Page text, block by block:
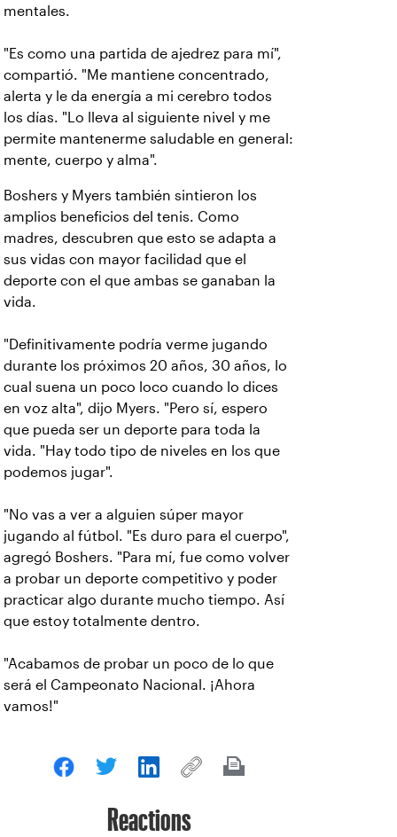
mentales.
"Es como una partida de ajedrez para mí",
compartió. "Me mantiene concentrado,
alerta y le da energía a mi cerebro todos
los días. "Lo lleva al siguiente nivel y me
permite mantenerme saludable en general:
mente, cuerpo y alma".
Boshers y Myers también sintieron los
amplios beneficios del tenis. Como
madres, descubren que esto se adapta a
sus vidas con mayor facilidad que el
deporte con el que ambas se ganaban la
vida.
"Definitivamente podría verme jugando
durante los próximos 20 años, 30 años, lo
cual suena un poco loco cuando lo dices
en voz alta", dijo Myers. "Pero sí, espero
que pueda ser un deporte para toda la
vida. "Hay todo tipo de niveles en los que
podemos jugar".
"No vas a ver a alguien súper mayor
jugando al fútbol. "Es duro para el cuerpo",
agregó Boshers. "Para mí, fue como volver
a probar un deporte competitivo y poder
practicar algo durante mucho tiempo. Así
que estoy totalmente dentro.
"Acabamos de probar un poco de lo que
será el Campeonato Nacional. ¡Ahora
vamos!"
Reactions